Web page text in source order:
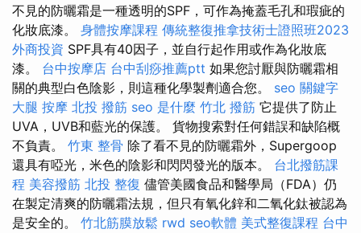
不見的防曬霜是一種透明的SPF，可作為掩蓋毛孔和瑕疵的
化妝底漆。 身體按摩課程 傳統整復推拿技術士證照班2023
外商投資 SPF具有40因子，並自行起作用或作為化妝底
漆。 台中按摩店 台中刮痧推薦ptt 如果您討厭與防曬霜相
關的典型白色陰影，則這種化學製劑適合您。 seo 關鍵字
大腿 按摩 北投 撥筋 seo 是什麼 竹北 撥筋 它提供了防止
UVA，UVB和藍光的保護。 貨物搜索對任何錯誤和缺陷概
不負責。 竹東 整骨 除了看不見的防曬霜外，Supergoop
還具有啞光，米色的陰影和閃閃發光的版本。 台北撥筋課
程 美容撥筋 北投 整復 儘管美國食品和醫學局（FDA）仍
在製定清爽的防曬霜法規，但只有氧化鋅和二氧化鈦被認為
是安全的。 竹北筋膜放鬆 rwd seo軟體 美式整復課程 台中